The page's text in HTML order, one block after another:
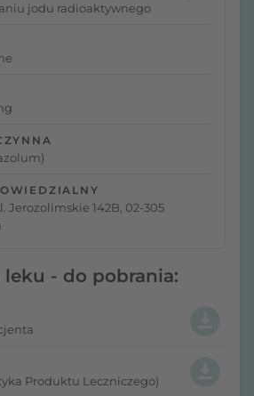
jodu radioaktywnego
Jerozolimskie 142B, 02-305
- do pobrania:
Produktu Leczniczego)